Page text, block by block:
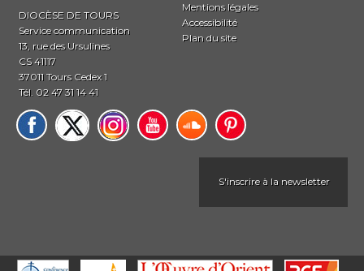
DIOCÈSE DE TOURS
Service communication
13, rue des Ursulines
CS 41117
37011 Tours Cedex 1
Tél. 02 47 31 14 41
Mentions légales
Accessibilité
Plan du site
S'inscrire à la newsletter